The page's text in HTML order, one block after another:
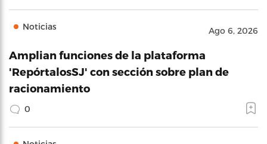
Noticias Ago 6, 2026
Amplian funciones de la plataforma
'RepórtalosSJ' con sección sobre plan de
racionamiento
0